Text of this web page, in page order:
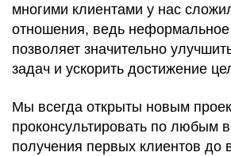
многими клиентами у нас
отношения, ведь
позволяет значительно
задач и ускорить достижение
Мы всегда открыты новым
проконсультировать по любым
получения первых клиентов до